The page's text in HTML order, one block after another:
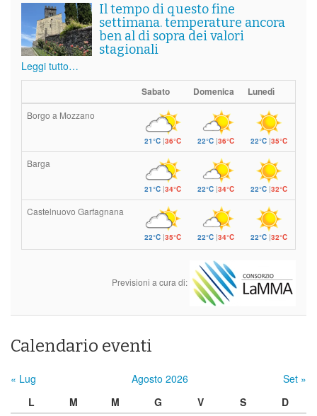
Il tempo di questo fine
settimana. temperature ancora
ben al di sopra dei valori
stagionali
Leggi tutto…
Sabato Domenica Lunedì
Borgo a Mozzano
21°C|36°C 22°C|36°C 22°C |35°C
Barga
21°C|34°C 22°C|34°C 22°C |32°C
Castelnuovo Garfagnana
22°C|35°C 22°C|34°C 22°C |32°C
Previsioni a cura di:
Calendario eventi
« Lug Agosto 2026
Set »
L
M M G V S
D